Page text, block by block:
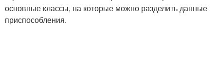
основные классы, на которые можно разделить данные
приспособления.